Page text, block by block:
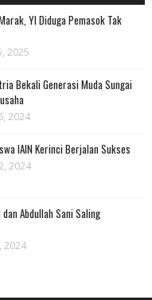
YI Diduga Pemasok Tak
2025
Bekali Generasi Muda Sungai
2024
IAIN Kerinci Berjalan Sukses
2024
Abdullah Sani Saling
2024